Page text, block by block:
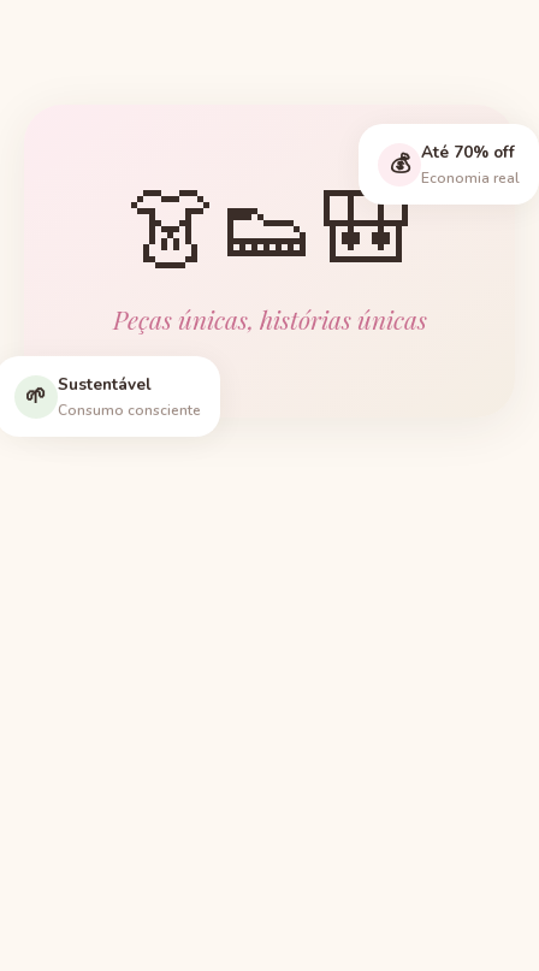
👗👟🎒
Peças únicas, histórias únicas
🌱 Sustentável
Consumo consciente
💰 Até 70% off
Economia real